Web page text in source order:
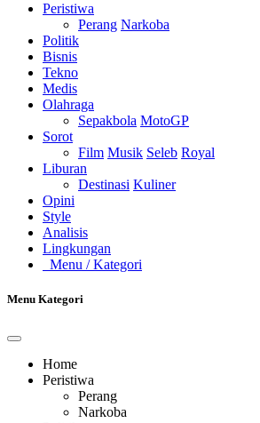
Peristiwa
Perang Narkoba
Politik
Bisnis
Tekno
Medis
Olahraga
Sepakbola MotoGP
Sorot
Film Musik Seleb Royal
Liburan
Destinasi Kuliner
Opini
Style
Analisis
Lingkungan
Menu / Kategori
Menu Kategori
Home
Peristiwa
Perang
Narkoba